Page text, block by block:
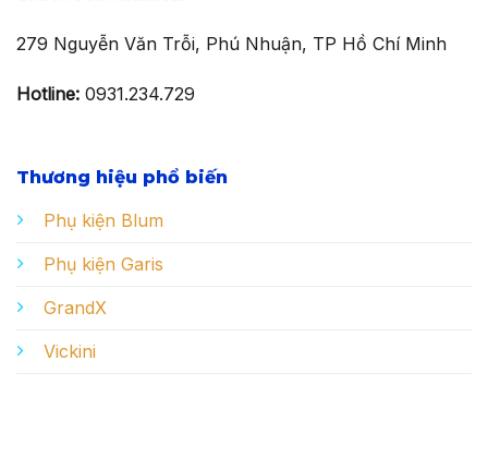
279 Nguyễn Văn Trỗi, Phú Nhuận, TP Hồ Chí Minh
Hotline: 0931.234.729
Thương hiệu phổ biến
Phụ kiện Blum
Phụ kiện Garis
GrandX
Vickini